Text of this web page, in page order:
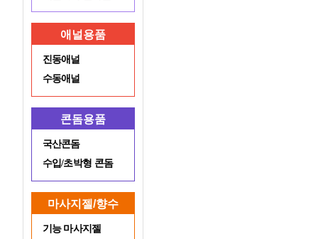
애널용품
진동애널
수동애널
콘돔용품
국산콘돔
수입/초박형 콘돔
마사지젤/향수
기능 마사지젤